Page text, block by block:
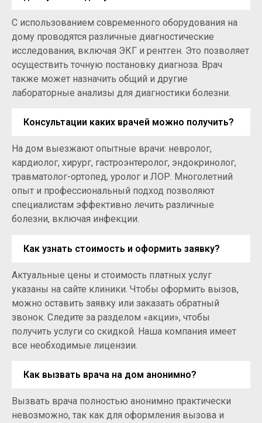
С использованием современного оборудования на
дому проводятся различные диагностические
исследования, включая ЭКГ и рентген. Это позволяет
осуществить точную постановку диагноза. Врач
также может назначить общий и другие
лабораторные анализы для диагностики болезни.
Консультации каких врачей можно получить?
На дом выезжают опытные врачи: невролог,
кардиолог, хирург, гастроэнтеролог, эндокринолог,
травматолог-ортопед, уролог и ЛОР. Многолетний
опыт и профессиональный подход позволяют
специалистам эффективно лечить различные
болезни, включая инфекции.
Как узнать стоимость и оформить заявку?
Актуальные цены и стоимость платных услуг
указаны на сайте клиники. Чтобы оформить вызов,
можно оставить заявку или заказать обратный
звонок. Следите за разделом «акции», чтобы
получить услуги со скидкой. Наша компания имеет
все необходимые лицензии.
Как вызвать врача на дом анонимно?
Вызвать врача полностью анонимно практически
невозможно, так как для оформления вызова и